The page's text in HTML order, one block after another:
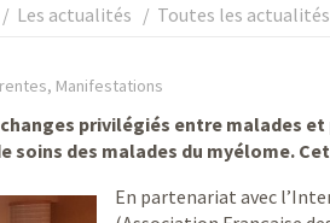
/ Les actualités / Toutes les
Manifestations
privilégiés entre malades
soins des malades du myélome.
En partenariat avec